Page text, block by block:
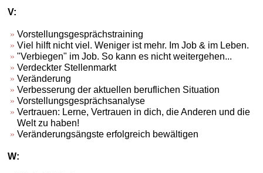
V:
Vorstellungsgesprächstraining
Viel hilft nicht viel. Weniger ist mehr. Im Job & im Leben.
"Verbiegen" im Job. So kann es nicht weitergehen...
Verdeckter Stellenmarkt
Veränderung
Verbesserung der aktuellen beruflichen Situation
Vorstellungsgesprächsanalyse
Vertrauen: Lerne, Vertrauen in dich, die Anderen und die
Welt zu haben!
Veränderungsängste erfolgreich bewältigen
W: